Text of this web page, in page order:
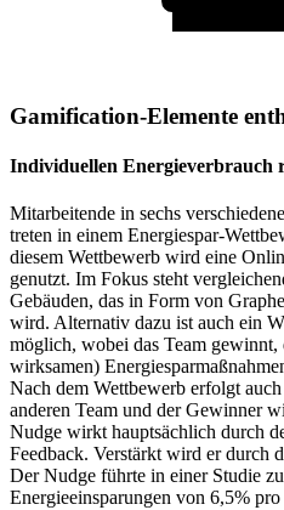
Gamification-Elemente
Individuellen Energieverbrauch
Mitarbeitende in sechs
treten in einem Energiespar-
diesem Wettbewerb wird eine
genutzt. Im Fokus steht
Gebäuden, das in Form von
wird. Alternativ dazu ist auch ein
möglich, wobei das Team gewinnt,
wirksamen)
Nach dem Wettbewerb erfolgt
anderen Team und der Gewinner
Nudge wirkt hauptsächlich durch
Feedback. Verstärkt wird er durch
Der Nudge führte in einer Studie
Energieeinsparungen von 6,5% pro